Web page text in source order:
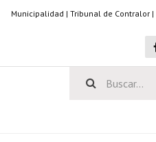
Municipalidad | Tribunal de Contralor |